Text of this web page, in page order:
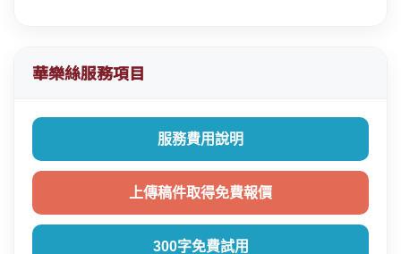
華樂絲服務項目
服務費用說明
上傳稿件取得免費報價
300字免費試用